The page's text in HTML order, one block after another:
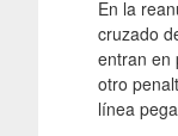
En la
cruzado
entran en
otro
línea